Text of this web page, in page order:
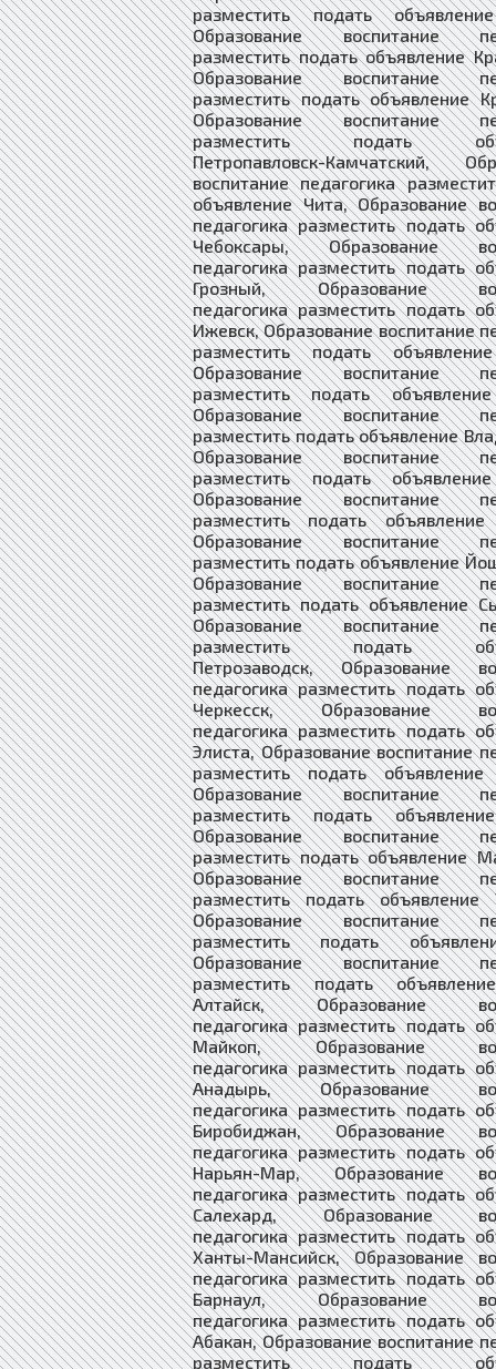
разместить подать
Образование воспитание
разместить подать объявление
Образование воспитание
разместить подать объявление
Образование воспитание
разместить подать
Петропавловск-Камчатский,
воспитание педагогика
объявление Чита, Образование
педагогика разместить подать
Чебоксары, Образование
педагогика разместить подать
Грозный, Образование
педагогика разместить подать
Ижевск, Образование воспитание
разместить подать
Образование воспитание
разместить подать
Образование воспитание
разместить подать объявление
Образование воспитание
разместить подать
Образование воспитание
разместить подать объявление
Образование воспитание
разместить подать объявление
Образование воспитание
разместить подать объявление
Образование воспитание
разместить подать
Петрозаводск, Образование
педагогика разместить подать
Черкесск, Образование
педагогика разместить подать
Элиста, Образование воспитание
разместить подать объявление
Образование воспитание
разместить подать
Образование воспитание
разместить подать объявление
Образование воспитание
разместить подать объявление
Образование воспитание
разместить подать
Образование воспитание
разместить подать
Алтайск, Образование
педагогика разместить подать
Майкоп, Образование
педагогика разместить подать
Анадырь, Образование
педагогика разместить подать
Биробиджан, Образование
педагогика разместить подать
Нарьян-Мар, Образование
педагогика разместить подать
Салехард, Образование
педагогика разместить подать
Ханты-Мансийск, Образование
педагогика разместить подать
Барнаул, Образование
педагогика разместить подать
Абакан, Образование воспитание
разместить подать